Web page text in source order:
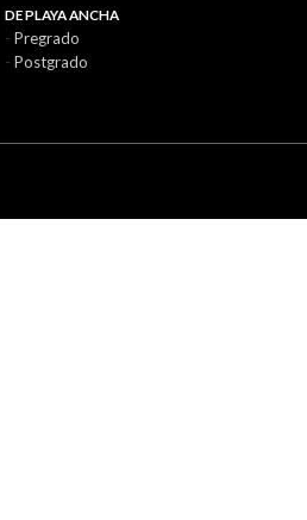
DE PLAYA ANCHA
-Pregrado
-Postgrado